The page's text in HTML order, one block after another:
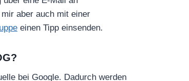
aber auch mit einer
einen Tipp einsenden.
bei Google. Dadurch werden